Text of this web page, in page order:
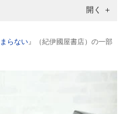
らない 』（紀伊國屋書店）の一部